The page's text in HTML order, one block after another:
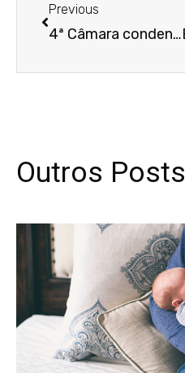
Previous
4ª Câmara condena empresa com foco em Protocolo de Gênero a indenizar trabalhadora vítima de assédio sexual
Outros Posts